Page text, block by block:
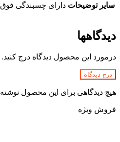
سایر توضیحات دارای چسبندگی فوق
دیدگاهها
درمورد این محصول دیدگاه درج کنید.
درج دیدگاه
هیچ دیدگاهی برای این محصول
فروش ویژه